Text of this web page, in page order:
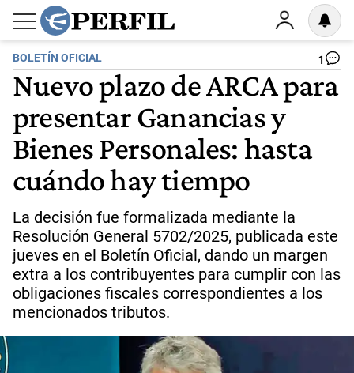
BOLETÍN OFICIAL 1
Nuevo plazo de ARCA para
presentar Ganancias y
Bienes Personales: hasta
cuándo hay tiempo
La decisión fue formalizada mediante la
Resolución General 5702/2025, publicada este
jueves en el Boletín Oficial, dando un margen
extra a los contribuyentes para cumplir con las
obligaciones fiscales correspondientes a los
mencionados tributos.